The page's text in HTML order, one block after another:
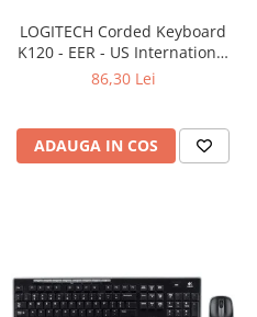
Camere Web
Adaptoare
Casti
Componente PC
Placi de Baza
LOGITECH Corded Keyboard
K120 - EER - US International
layout
86,30 Lei
ADAUGA IN COS